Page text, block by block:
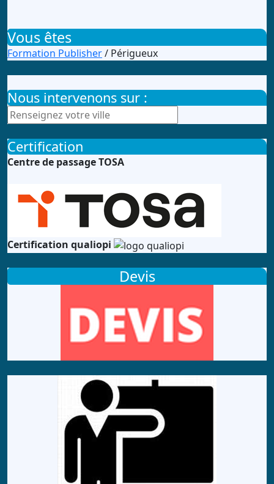
Vous êtes
Formation Publisher/ Périgueux
Nous intervenons sur :
Certification
Centre de passage TOSA
Certification qualiopi
Devis